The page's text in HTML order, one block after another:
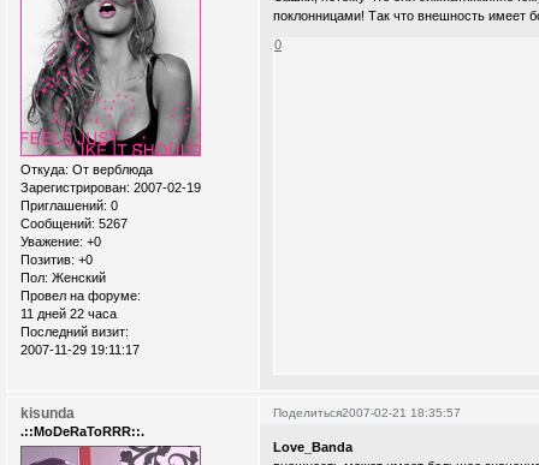
Откуда: От верблюда
Зарегистрирован: 2007-02-19
Приглашений: 0
Сообщений: 5267
Уважение: +0
Позитив: +0
Пол: Женский
Провел на форуме:
11 дней 22 часа
Последний визит:
2007-11-29 19:11:17
поклонницами! Так что внешность имеет
0
Поделиться2007-02-21 18:35:57
kisunda
.::MoDeRaToRRR::.
Love_Banda